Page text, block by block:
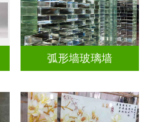
弧形墙玻璃墙